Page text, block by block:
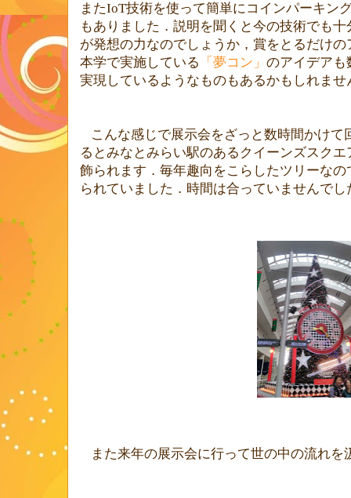
またIoT技術を使って簡単にコインパーキン
もありました．説明を聞くと今の技術でも
が発想の力なのでしょうか，賞をとるだけ
本学で実施している
「夢コン」 のアイデアも
実現しているようなものもあるかもしれませ
こんな感じで展示会をざっと数時間かけ
るとみなとみらい駅のあるクイーンズスク
飾られます．毎年趣向をこらしたツリーな
られていました．時間は合っていませんでし
また来年の展示会に行って世の中の流れ